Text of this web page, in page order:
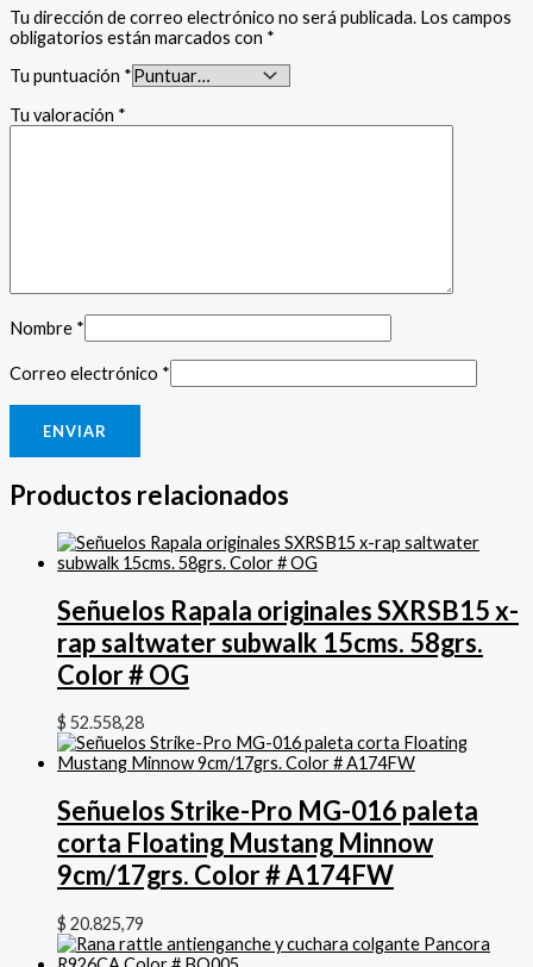
Tu dirección de correo electrónico no será publicada. Los campos
obligatorios están marcados con *
Tu puntuación *
Tu valoración *
Nombre *
Correo electrónico *
Productos relacionados
Señuelos Rapala originales SXRSB15 x-
rap saltwater subwalk 15cms. 58grs.
Color # OG
$ 52.558,28
Señuelos Strike-Pro MG-016 paleta
corta Floating Mustang Minnow
9cm/17grs. Color # A174FW
$ 20.825,79